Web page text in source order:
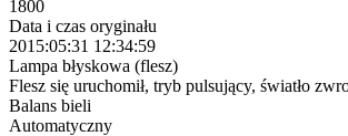
1800
Data i czas oryginału
2015:05:31 12:34:59
Lampa błyskowa (flesz)
Flesz się uruchomił, tryb pulsujący, światło
Balans bieli
Automatyczny